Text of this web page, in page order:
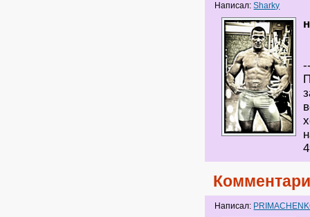
Написал:Sharky
Написал: